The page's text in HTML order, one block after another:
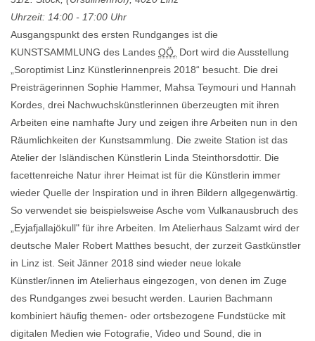
Uhrzeit: 14:00 - 17:00 Uhr
Ausgangspunkt des ersten Rundganges ist die
KUNSTSAMMLUNG des Landes OÖ. Dort wird die Ausstellung
„Soroptimist Linz Künstlerinnenpreis 2018“ besucht. Die drei
Preisträgerinnen Sophie Hammer, Mahsa Teymouri und Hannah
Kordes, drei Nachwuchskünstlerinnen überzeugten mit ihren
Arbeiten eine namhafte Jury und zeigen ihre Arbeiten nun in den
Räumlichkeiten der Kunstsammlung. Die zweite Station ist das
Atelier der Isländischen Künstlerin Linda Steinthorsdottir. Die
facettenreiche Natur ihrer Heimat ist für die Künstlerin immer
wieder Quelle der Inspiration und in ihren Bildern allgegenwärtig.
So verwendet sie beispielsweise Asche vom Vulkanausbruch des
„Eyjafjallajökull" für ihre Arbeiten. Im Atelierhaus Salzamt wird der
deutsche Maler Robert Matthes besucht, der zurzeit Gastkünstler
in Linz ist. Seit Jänner 2018 sind wieder neue lokale
Künstler/innen im Atelierhaus eingezogen, von denen im Zuge
des Rundganges zwei besucht werden. Laurien Bachmann
kombiniert häufig themen- oder ortsbezogene Fundstücke mit
digitalen Medien wie Fotografie, Video und Sound, die in